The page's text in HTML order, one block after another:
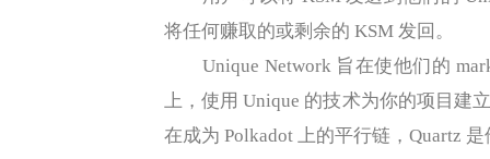
将任何赚取的或剩余的 KSM 发回。
Unique Network 旨在使他们的
上，使用 Unique 的技术为你的项目建
在成为 Polkadot 上的平行链，Quartz